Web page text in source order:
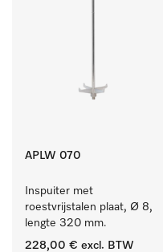
APLW 070
Inspuiter met
roestvrijstalen plaat, Ø 8,
lengte 320 mm.
228,00 € excl. BTW